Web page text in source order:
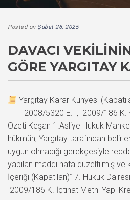
Posted on Şubat 26, 2025
DAVACI
GÖRE YARGITAY
Yargıtay Karar Künyesi
2008/5320 E. , 2009/186 K.
Özeti Keşan 1.Asliye Hukuk
hükmün, Yargıtay tarafından
uygun olmadığı gerekçesiyle
yapılan maddi hata düzeltilmiş ve
İçeriği (Kapatılan)17. Hukuk
2009/186 K. İçtihat Metni Yapı